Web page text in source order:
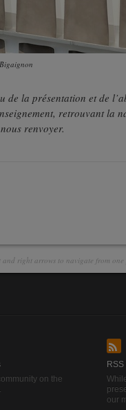
de la présentation et de
retrouvant la
renvoyer.
and right arrows to navigate from one
on the
our